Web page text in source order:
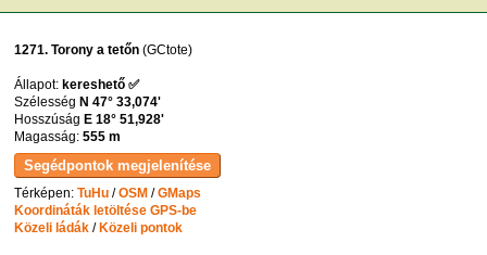
1271. Torony a tetőn (GCtote)
Állapot: kereshető ✅
Szélesség N 47° 33,074'
Hosszúság E 18° 51,928'
Magasság:555 m
Térképen:TuHu /OSM /GMaps
Koordináták letöltése GPS-be
Közeli ládák /Közeli pontok